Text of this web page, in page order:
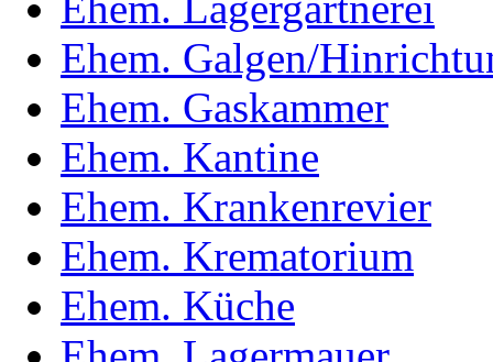
Ehem. Galgen/
Ehem. Gaskammer
Ehem. Kantine
Ehem. Krankenrevier
Ehem. Krematorium
Ehem. Küche